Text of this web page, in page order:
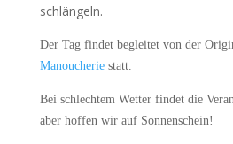
schlängeln.
Der Tag findet begleitet von der
Manoucherie statt.
Bei schlechtem Wetter findet die
aber hoffen wir auf Sonnenschein!